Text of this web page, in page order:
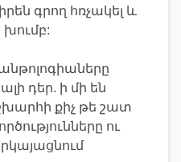
գրող հռչակել և
խումբ:
դեր. ի մի են
քիչ թե շատ
ու